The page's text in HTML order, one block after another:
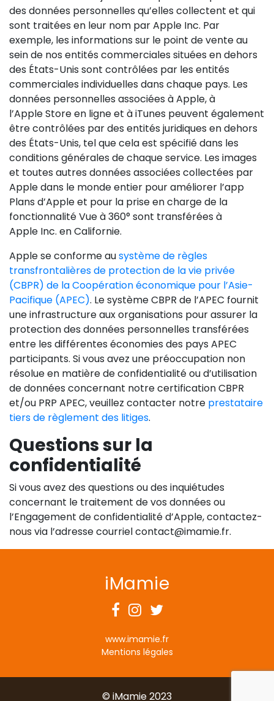
des données personnelles qu’elles collectent et qui
sont traitées en leur nom par Apple Inc. Par
exemple, les informations sur le point de vente au
sein de nos entités commerciales situées en dehors
des États-Unis sont contrôlées par les entités
commerciales individuelles dans chaque pays. Les
données personnelles associées à Apple, à
l’Apple Store en ligne et à iTunes peuvent également
être contrôlées par des entités juridiques en dehors
des États-Unis, tel que cela est spécifié dans les
conditions générales de chaque service. Les images
et toutes autres données associées collectées par
Apple dans le monde entier pour améliorer l’app
Plans d’Apple et pour la prise en charge de la
fonctionnalité Vue à 360° sont transférées à
Apple Inc. en Californie.
Apple se conforme ausystème de règles
transfrontalières de protection de la vie privée
(CBPR) de la Coopération économique pour l’Asie-
Pacifique (APEC). Le système CBPR de l’APEC fournit
une infrastructure aux organisations pour assurer la
protection des données personnelles transférées
entre les différentes économies des pays APEC
participants. Si vous avez une préoccupation non
résolue en matière de confidentialité ou d’utilisation
de données concernant notre certification CBPR
et/ou PRP APEC, veuillez contacter notre prestataire
tiers de règlement des litiges.
Questions sur la
confidentialité
Si vous avez des questions ou des inquiétudes
concernant le traitement de vos données ou
l’Engagement de confidentialité d’Apple, contactez-
nous via l’adresse courriel contact@imamie.fr.
iMamie
FacebookInstagram
www.imamie.fr
Mentions légales
© iMamie 2023